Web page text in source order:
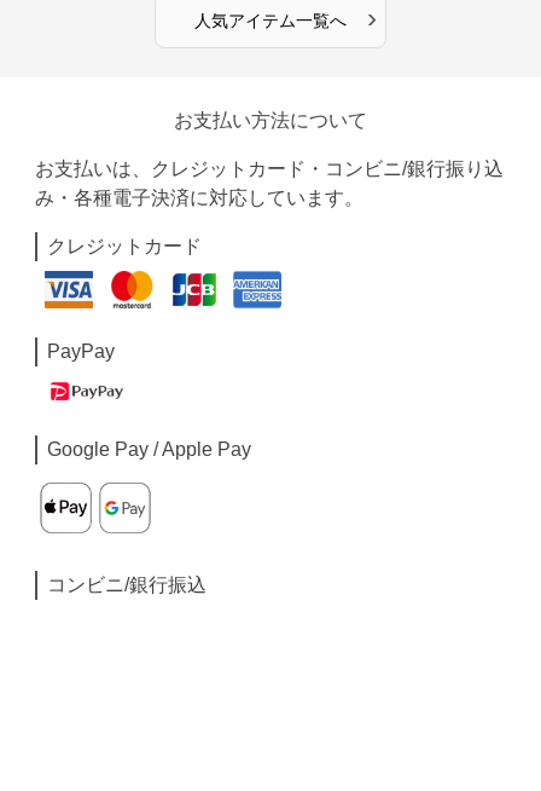
人気アイテム一覧へ ›
お支払い方法について
お支払いは、クレジットカード・コンビニ/銀行振り込
み・各種電子決済に対応しています。
クレジットカード
PayPay
Google Pay / Apple Pay
コンビニ/銀行振込